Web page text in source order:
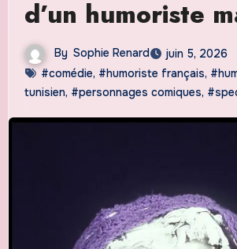
d’un humoriste
By Sophie Renard
juin 5, 2026
#comédie, #humoriste français,
tunisien, #personnages comiques,